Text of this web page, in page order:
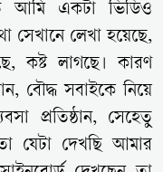
আমি একটা ভিডিও
সেখানে লেখা হয়েছে,
কষ্ট লাগছে। কারণ
বৌদ্ধ সবাইকে নিয়ে
প্রতিষ্ঠান, সেহেতু
যেটা দেখছি আমার